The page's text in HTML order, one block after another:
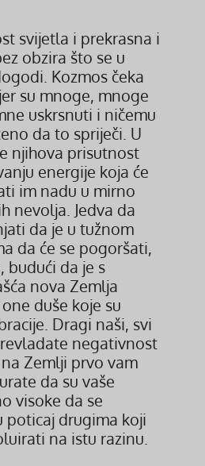
svijetla i prekrasna i
obzira što se u
Kozmos čeka
su mnoge, mnoge
uskrsnuti i ničemu
da to spriječi. U
njihova prisutnost
energije koja će
im nadu u mirno
nevolja. Jedva da
da je u tužnom
da će se pogoršati,
budući da je s
nova Zemlja
duše koje su
Dragi naši, svi
negativnost
Zemlji prvo vam
da su vaše
visoke da se
poticaj drugima koji
na istu razinu.